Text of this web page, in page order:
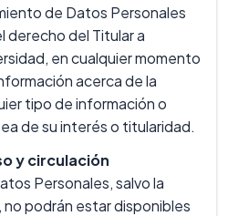
de Datos Personales
derecho del Titular a
en cualquier momento
acerca de la
tipo de información o
de su interés o titularidad.
y circulación
Personales, salvo la
podrán estar disponibles